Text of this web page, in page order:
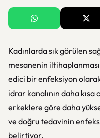
Kadınlarda sık görülen
mesanenin
edici bir enfeksiyon
idrar kanalının daha
erkeklere göre daha
ve doğru tedavinin
belirtiyor.